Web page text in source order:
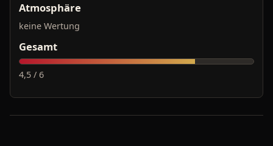
Atmosphäre
keine Wertung
Gesamt
4,5 / 6